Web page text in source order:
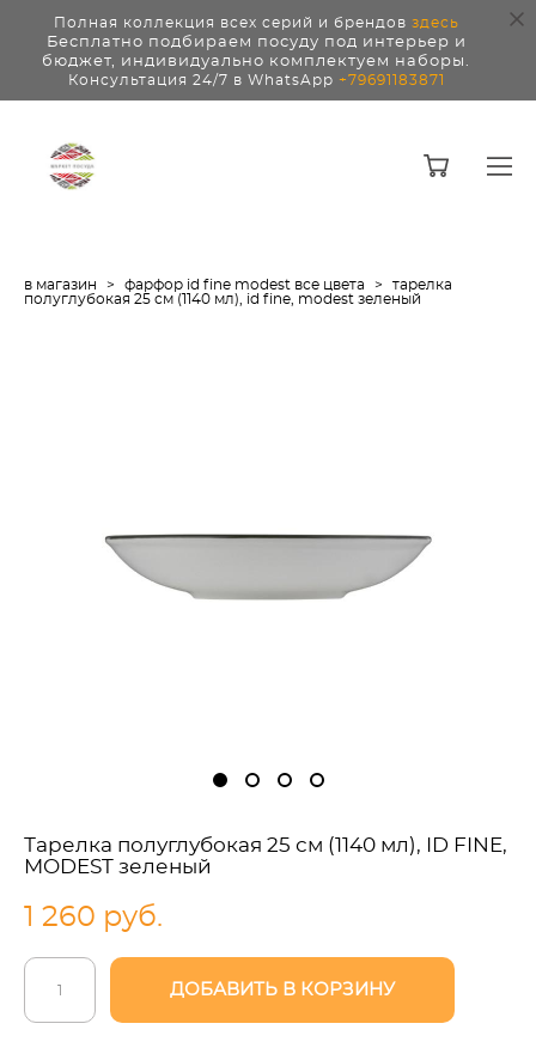
Полная коллекция всех серий и брендов здесь
Бесплатно подбираем посуду под интерьер и
бюджет, индивидуально комплектуем наборы.
Консультация 24/7 в WhatsApp +79691183871
в магазин > фарфор id fine modest все цвета >
тарелка
полуглубокая 25 см (1140 мл), id fine, modest зеленый
Тарелка полуглубокая 25 см (1140 мл), ID FINE,
MODEST зеленый
1 260 pуб.
ДОБАВИТЬ В КОРЗИНУ